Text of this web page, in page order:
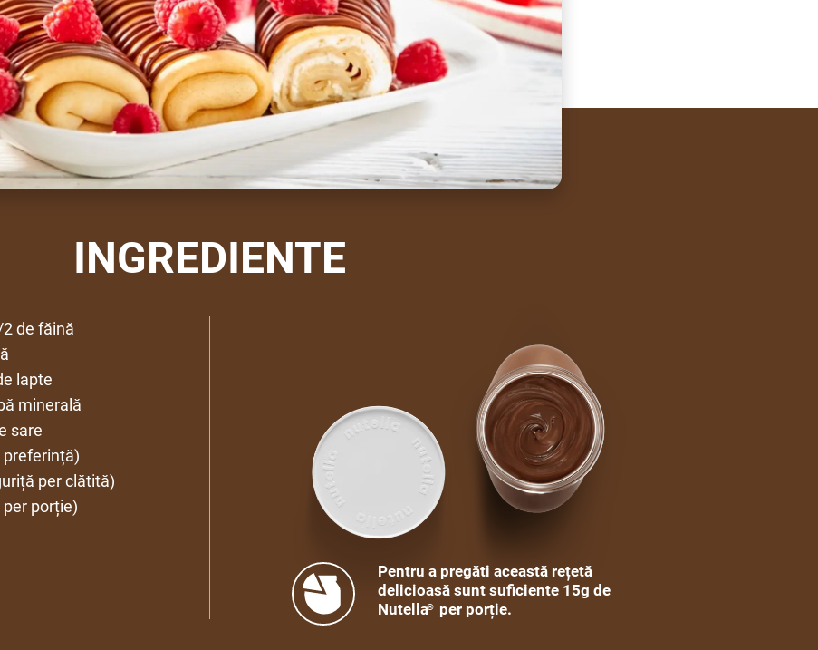
INGREDIENTE
de făină
lapte
minerală
sare
per clătită)
per porție)
Pentru a pregăti această rețetă
delicioasă sunt suficiente 15g de
Nutella® per porție.